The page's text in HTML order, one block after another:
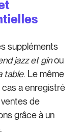
suppléments
jazz et ginou
table. Le même
a enregistré
de
grâce à un